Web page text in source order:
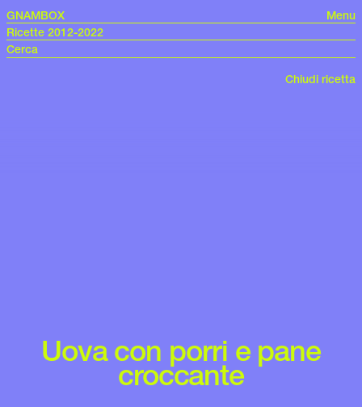
GNAMBOX
Menu
Ricette 2012-2022
Chiudi ricetta
Uova con porri e pane
croccante